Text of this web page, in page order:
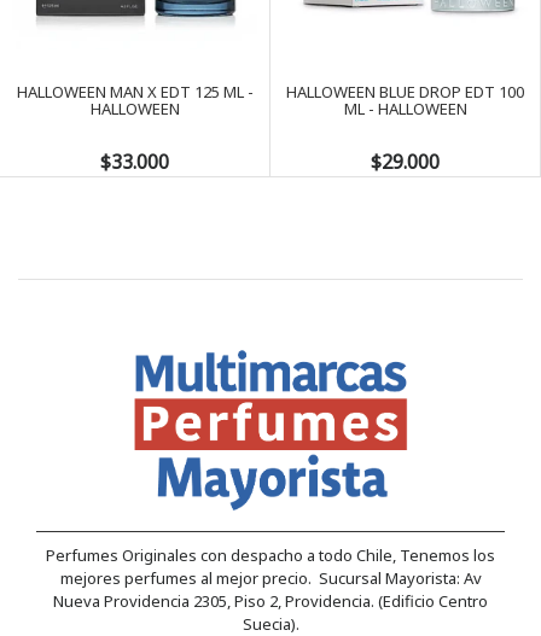
HALLOWEEN MAN X EDT 125 ML -
HALLOWEEN
$33.000
HALLOWEEN BLUE DROP EDT 100
ML - HALLOWEEN
$29.000
Perfumes Originales con despacho a todo Chile, Tenemos los
mejores perfumes al mejor precio. Sucursal Mayorista: Av
Nueva Providencia 2305, Piso 2, Providencia. (Edificio Centro
Suecia).